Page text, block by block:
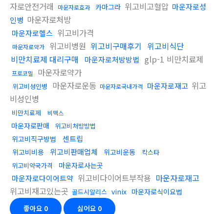
자로안전거래
마운자로효과 카마그라 위고비고혈압 마운자로성
인병 마운자로처방
마운자로헬스 위고비가격
마운자로약가 위고비병원 위고비구매후기 위고비식단
비만치료제 대리구매
마운자로처방방법 glp-1 비만치료제
프로코밀 마운자로약가
위고비성인병 마운자로운동 마운자로국내가격 마운자로재고 위고
비성인병
비만치료제 비맥스
마운자로판매 위고비처방방법
위고비직구방법 센트립
위고비비용 위고비판매업체 위고비운동
칵스타
위고비약국가격
마운자로사는곳
마운자로다이어트약 위고비다이어트부작용 마운자로재고
위고비재고있는곳 골드시알리스 vinix 마운자로식이요법
좋아요 0 싫어요 0